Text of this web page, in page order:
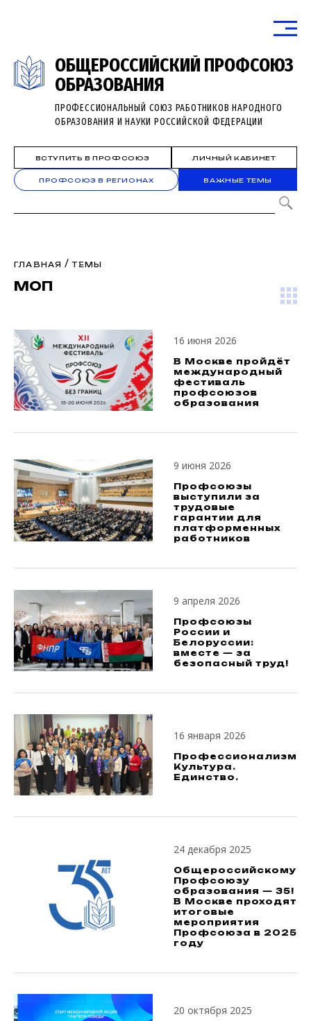
ОБЩЕРОССИЙСКИЙ ПРОФСОЮЗ
ОБРАЗОВАНИЯ
ПРОФЕССИОНАЛЬНЫЙ СОЮЗ РАБОТНИКОВ НАРОДНОГО
ОБРАЗОВАНИЯ И НАУКИ РОССИЙСКОЙ ФЕДЕРАЦИИ
ВСТУПИТЬ В ПРОФСОЮЗ ЛИЧНЫЙ КАБИНЕТ
ПРОФСОЮЗ В РЕГИОНАХ ВАЖНЫЕ ТЕМЫ
ГЛАВНАЯ /ТЕМЫ
МОП
16 июня 2026
В Москве пройдёт
международный
фестиваль
профсоюзов
образования
9 июня 2026
Профсоюзы
выступили за
трудовые
гарантии для
платформенных
работников
9 апреля 2026
Профсоюзы
России и
Белоруссии:
вместе — за
безопасный труд!
16 января 2026
Профессионализм.
Культура.
Единство.
24 декабря 2025
Общероссийскому
Профсоюзу
образования — 35!
В Москве проходят
итоговые
мероприятия
Профсоюза в 2025
году
20 октября 2025